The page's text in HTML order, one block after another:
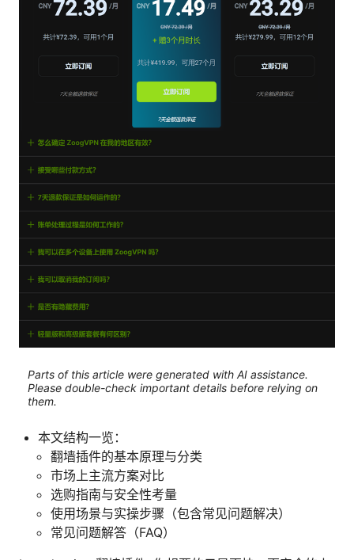
Parts of this article were generated with AI assistance.
Please double-check important details before relying on
them.
本文结构一览：
翻墙插件的基本原理与分类
市场上主流方案对比
选购指南与安全性考量
使用场景与实操步骤（包含常见问题解决）
常见问题解答（FAQ）